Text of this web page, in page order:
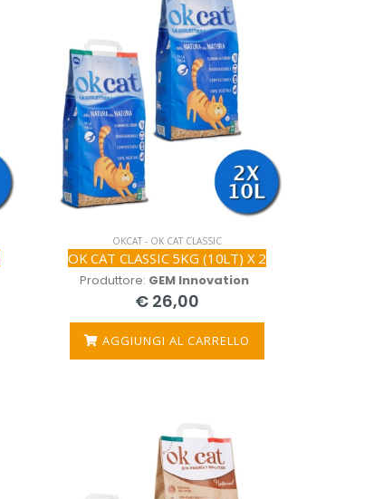
OKCAT - OK CAT CLASSIC
OK CAT CLASSIC 5KG (10LT) X 2
Produttore: GEM Innovation
€ 26,00
AGGIUNGI AL CARRELLO